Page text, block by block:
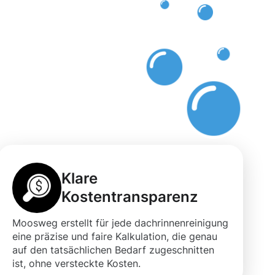
Klare
Kostentransparenz
Moosweg erstellt für jede dachrinnenreinigung
eine präzise und faire Kalkulation, die genau
auf den tatsächlichen Bedarf zugeschnitten
ist, ohne versteckte Kosten.